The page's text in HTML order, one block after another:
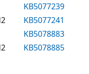
KB5077239
KB5077241
KB5078883
KB5078885